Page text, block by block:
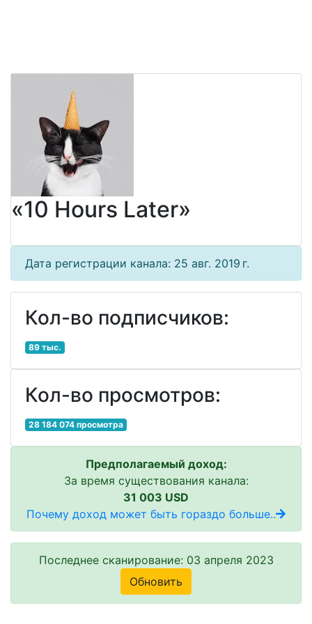
«10 Hours Later»
Дата регистрации канала: 25 авг. 2019 г.
Кол-во подписчиков:
89 тыс.
Кол-во просмотров:
28 184 074 просмотра
Предполагаемый доход:
За время существования канала:
31 003 USD
Почему доход может быть гораздо больше..
Последнее сканирование: 03 апреля 2023
Обновить